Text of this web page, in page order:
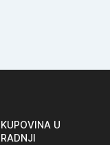
KUPOVINA U
RADNJI